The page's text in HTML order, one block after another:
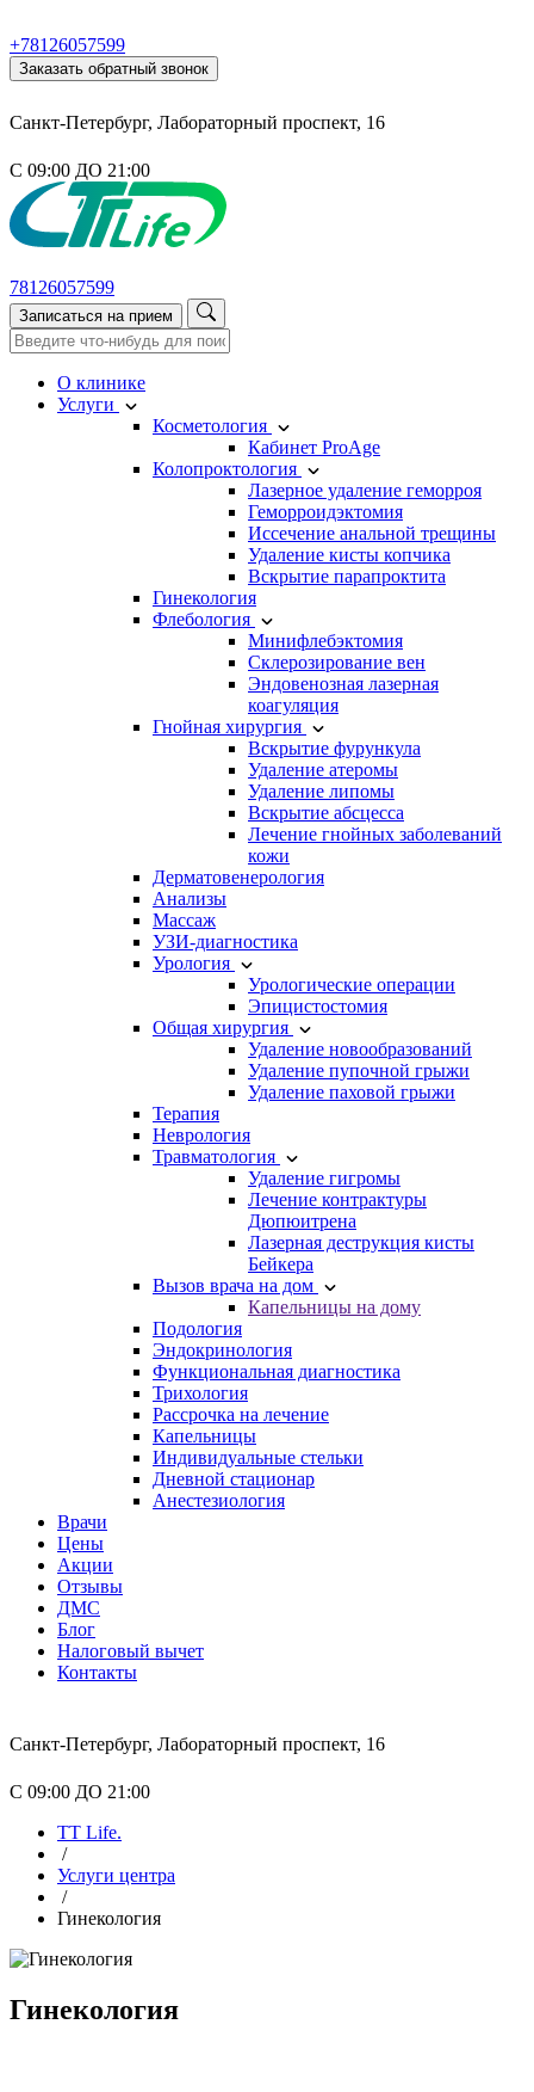
+78126057599
Заказать обратный звонок
Санкт-Петербург, Лабораторный проспект, 16
С 09:00 ДО 21:00
78126057599
Записаться на прием
О клинике
Услуги
Косметология
Кабинет ProAge
Колопроктология
Лазерное удаление геморроя
Геморроидэктомия
Иссечение анальной трещины
Удаление кисты копчика
Вскрытие парапроктита
Гинекология
Флебология
Минифлебэктомия
Склерозирование вен
Эндовенозная лазерная
коагуляция
Гнойная хирургия
Вскрытие фурункула
Удаление атеромы
Удаление липомы
Вскрытие абсцесса
Лечение гнойных заболеваний
кожи
Дерматовенерология
Анализы
Массаж
УЗИ-диагностика
Урология
Урологические операции
Эпицистостомия
Общая хирургия
Удаление новообразований
Удаление пупочной грыжи
Удаление паховой грыжи
Терапия
Неврология
Травматология
Удаление гигромы
Лечение контрактуры
Дюпюитрена
Лазерная деструкция кисты
Бейкера
Вызов врача на дом
Капельницы на дому
Подология
Эндокринология
Функциональная диагностика
Трихология
Рассрочка на лечение
Капельницы
Индивидуальные стельки
Дневной стационар
Анестезиология
Врачи
Цены
Акции
Отзывы
ДМС
Блог
Налоговый вычет
Контакты
Санкт-Петербург, Лабораторный проспект, 16
С 09:00 ДО 21:00
TT Life.
/
Услуги центра
/
Гинекология
Гинекология